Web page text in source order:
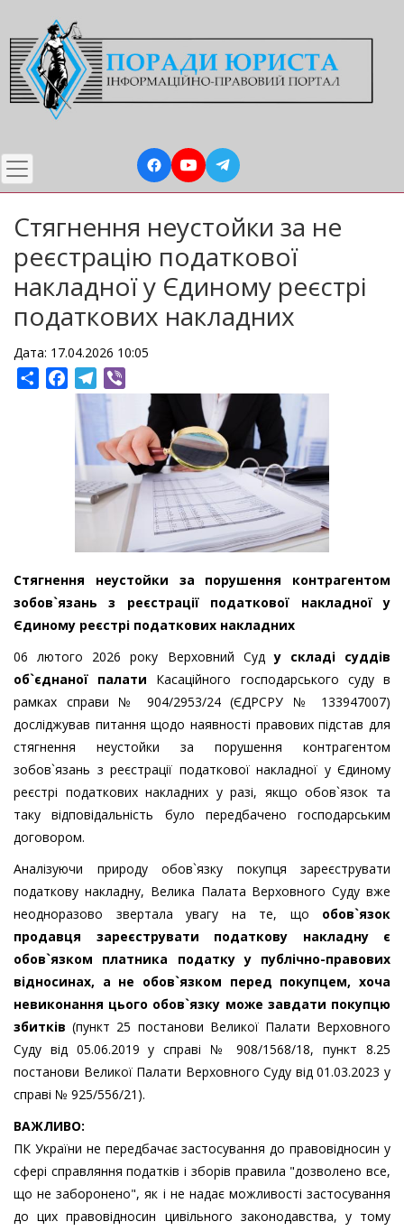
до
основного
вмісту
Стягнення неустойки за не
реєстрацію податкової
накладної у Єдиному реєстрі
податкових накладних
Дата: 17.04.2026 10:05
ShareFacebookTelegram
Стягнення неустойки за порушення контрагентом
зобов`язань з реєстрації податкової накладної у
Єдиному реєстрі податкових накладних
06 лютого 2026 року Верховний Суду складі суддів
об`єднаної палати Касаційного господарського суду в
рамках справи № 904/2953/24 (ЄДРСРУ № 133947007)
досліджував питання щодо наявності правових підстав для
стягнення неустойки за порушення контрагентом
зобов`язань з реєстрації податкової накладної у Єдиному
реєстрі податкових накладних у разі, якщо обов`язок та
таку відповідальність було передбачено господарським
договором.
Аналізуючи природу обов`язку покупця зареєструвати
податкову накладну, Велика Палата Верховного Суду вже
неодноразово звертала увагу на те, що обов`язок
продавця зареєструвати податкову накладну є
обов`язком платника податку у публічно-правових
відносинах, а не обов`язком перед покупцем, хоча
невиконання цього обов`язку може завдати покупцю
збитків (пункт 25 постанови Великої Палати Верховного
Суду від 05.06.2019 у справі № 908/1568/18, пункт 8.25
постанови Великої Палати Верховного Суду від 01.03.2023 у
справі № 925/556/21).
ВАЖЛИВО:
ПК України не передбачає застосування до правовідносин у
сфері справляння податків і зборів правила "дозволено все,
що не заборонено", як і не надає можливості застосування
до цих правовідносин цивільного законодавства, у тому